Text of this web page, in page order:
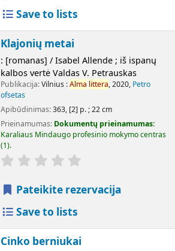
Save to lists
Klajonių metai
: [romanas] / Isabel Allende ; iš ispanų
kalbos vertė Valdas V. Petrauskas
Publikacija:Vilnius :Alma littera, 2020, Petro
ofsetas
Apibūdinimas:363, [2] p. ; 22 cm
Prieinamumas: Dokumentų prieinamumas:
Karaliaus Mindaugo profesinio mokymo centras
(1).
Pateikite rezervacija
Save to lists
Cinko berniukai